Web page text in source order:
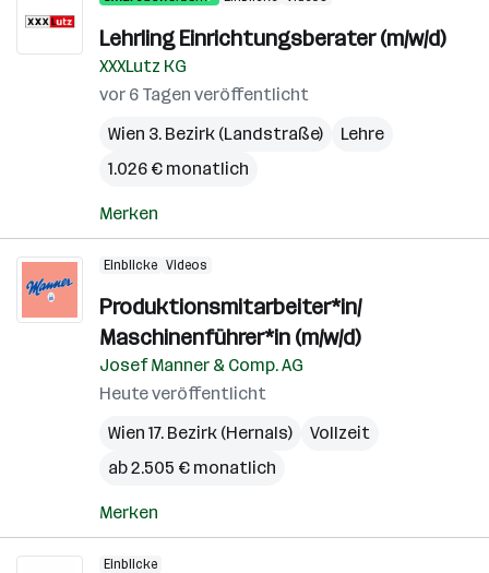
Lehrling Einrichtungsberater (m/w/d)
XXXLutz KG
vor 6 Tagen veröffentlicht
Wien 3. Bezirk (Landstraße)
Lehre
1.026 € monatlich
Merken
Einblicke Videos
Produktionsmitarbeiter*in/
Maschinenführer*in (m/w/d)
Josef Manner & Comp. AG
Heute veröffentlicht
Wien 17. Bezirk (Hernals)
Vollzeit
ab 2.505 € monatlich
Merken
Einblicke